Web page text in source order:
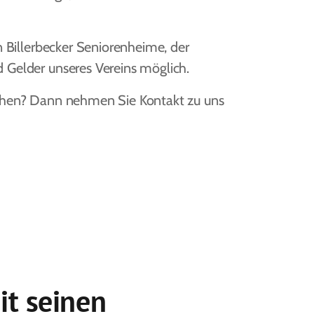
Seniorenheime, der
unseres Vereins möglich.
Dann nehmen Sie Kontakt zu uns
seinen